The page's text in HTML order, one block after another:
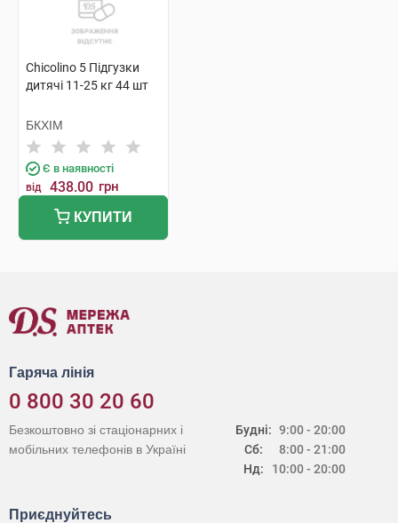
Chicolino 5 Підгузки
дитячі 11-25 кг 44 шт
БКХІМ
Є в наявності
від 438.00 грн
КУПИТИ
Гаряча лінія
0 800 30 20 60
Будні:
Сб:
Нд:
9:00 - 20:00
8:00 - 21:00
10:00 - 20:00
Безкоштовно зі стаціонарних і
мобільних телефонів в Україні
Приєднуйтесь